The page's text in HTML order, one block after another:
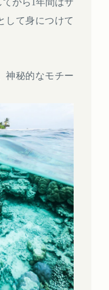
から1年間はサ
して身につけて
神秘的なモチー